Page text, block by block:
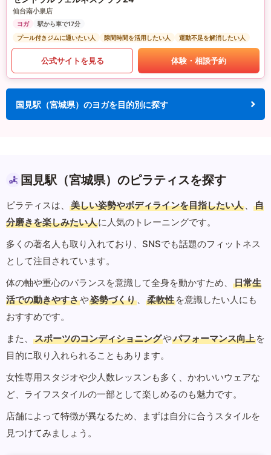
仙台南小泉店
ヨガ
駅から車で17分
プール付きジムに通いたい人
隙間時間を活用したい人 運動不足を解消したい人
公式サイトを見る 体験・相談予約
国見駅（宮城県）のヨガを目的別に探す
国見駅（宮城県）のピラティスを探す
ピラティスは、 美しい姿勢やボディラインを目指したい人 、
自
分磨きを楽しみたい人に人気のトレーニングです。
多くの著名人も取り入れており、SNSでも話題のフィットネス
として注目されています。
体の軸や重心のバランスを意識して全身を動かすため、
日常生
活での動きやすさや姿勢づくり 、 柔軟性 を意識したい人にも
おすすめです。
また、
スポーツのコンディショニングやパフォーマンス向上 を
目的に取り入れられることもあります。
女性専用スタジオや少人数レッスンも多く、かわいいウェアな
ど、ライフスタイルの一部として楽しめるのも魅力です。
店舗によって特徴が異なるため、まずは自分に合うスタイルを
見つけてみましょう。